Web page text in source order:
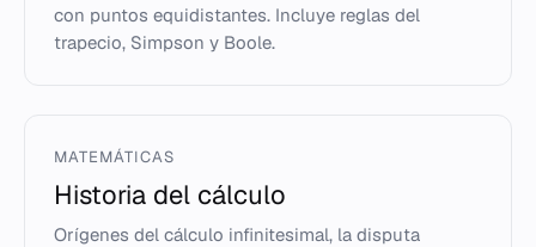
con puntos equidistantes. Incluye reglas del
trapecio, Simpson y Boole.
MATEMÁTICAS
Historia del cálculo
Orígenes del cálculo infinitesimal, la disputa